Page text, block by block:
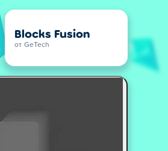
Blocks Fusion
от GeTech